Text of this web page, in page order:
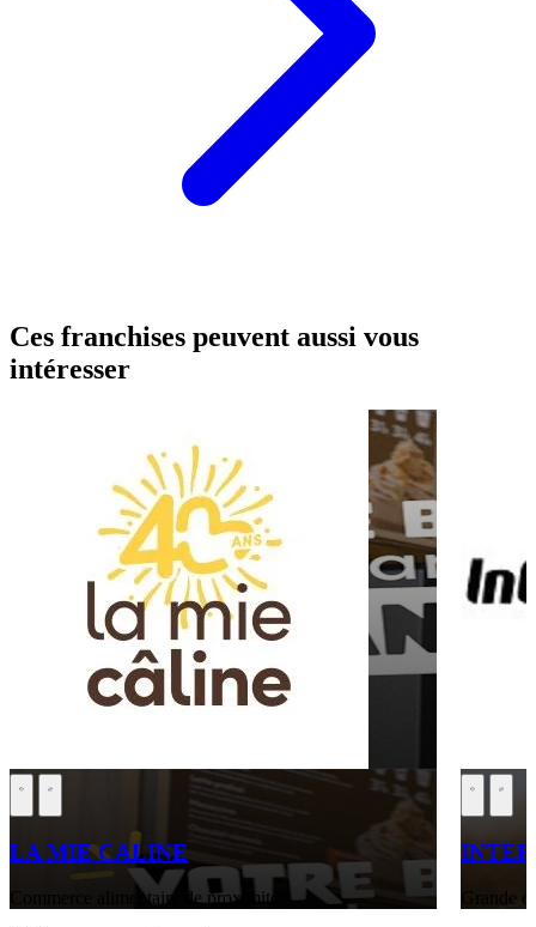
Ces franchises peuvent aussi vous
intéresser
LA MIE CALINE
Commerce alimentaire de proximité
Grande